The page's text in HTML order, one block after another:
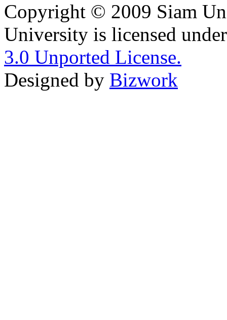
Copyright © 2009 Siam
University is licensed
3.0 Unported License.
Designed by Bizwork